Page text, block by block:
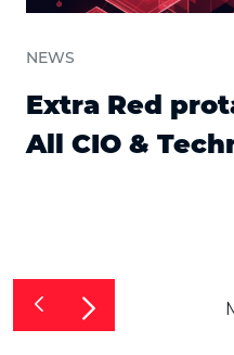
NEWS
Extra Red
All CIO &